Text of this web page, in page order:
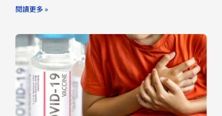
閱讀更多 »